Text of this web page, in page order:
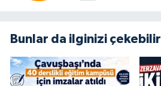
Bunlar da ilginizi çekebilir